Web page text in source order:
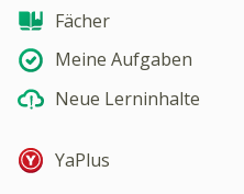
Fächer
Meine Aufgaben
Neue Lerninhalte
YaPlus